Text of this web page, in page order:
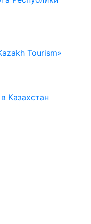
Tourism»
Казахстан